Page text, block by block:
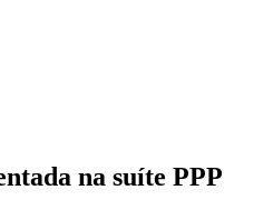
na suíte PPP